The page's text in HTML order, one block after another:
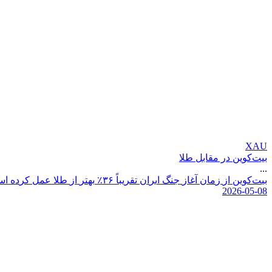
XAU
بیت‌کوین در مقابل طلا
...
بیتکوین ز ز مان غاز جنگ یر ن تقر یبا ۳۶ ٪ بهتر ز طل عمل کر ده
2026-05-08